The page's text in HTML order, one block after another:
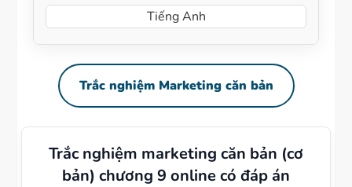
Tiếng Anh
Trắc nghiệm Marketing căn bản
Trắc nghiệm marketing căn bản (cơ
bản) chương 9 online có đáp án